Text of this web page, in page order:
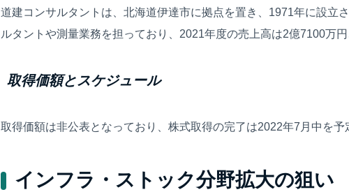
道建コンサルタントは、北海道伊達市に拠点を置き、1971年に設立
ルタントや測量業務を担っており、2021年度の売上高は2億7100万
取得価額とスケジュール
取得価額は非公表となっており、株式取得の完了は2022年7月中を予
インフラ・ストック分野拡大の狙い